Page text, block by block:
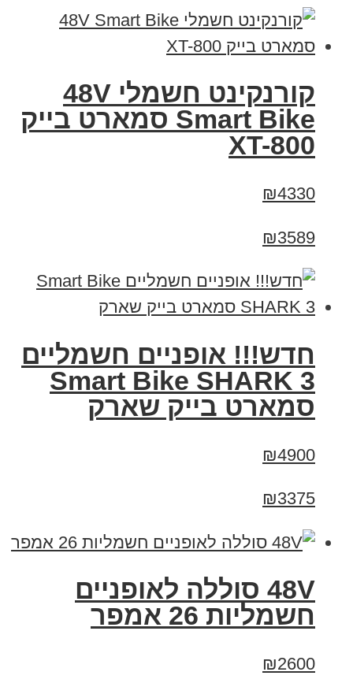
קורנקינט חשמלי 48V
Smart Bike סמארט בייק
XT-800
₪4330
₪3589
חדש!!! אופניים חשמליים
Smart Bike SHARK 3
סמארט בייק שארק
₪4900
₪3375
48V סוללה לאופניים
חשמליות 26 אמפר
₪2600